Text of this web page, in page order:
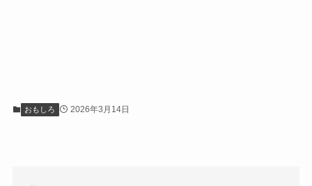
おもしろ 2026年3月14日